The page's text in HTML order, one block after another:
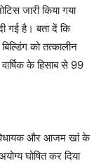
जारी किया गया
गई है। बता दें कि
को तत्कालीन
के हिसाब से 99
विधायक और आजम खां के
घोषित कर दिया